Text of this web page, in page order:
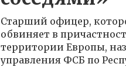
Старший офицер,
обвиняет в
территории Европы,
управления ФСБ по